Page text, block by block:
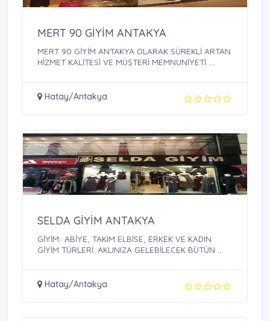
MERT 90 GİYİM ANTAKYA
MERT 90 GİYİM ANTAKYA OLARAK SÜREKLİ ARTAN
HİZMET KALİTESİ VE MÜŞTERİ MEMNUNİYETİ ...
Hatay/Antakya
SELDA GİYİM ANTAKYA
GİYİM: ABİYE, TAKIM ELBİSE, ERKEK VE KADIN
GİYİM TÜRLERİ. AKLINIZA GELEBİLECEK BÜTÜN ...
Hatay/Antakya